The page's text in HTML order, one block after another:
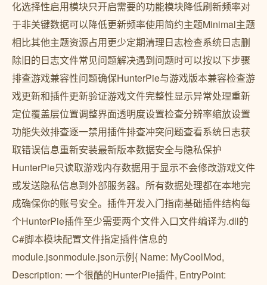
化选择性启用模块只开启需要的功能模块降低刷新频率对
于非关键数据可以降低更新频率使用简约主题Minimal主题
相比其他主题资源占用更少定期清理日志检查系统日志删
除旧的日志文件常见问题解决遇到问题时可以按以下步骤
排查游戏兼容性问题确保HunterPie与游戏版本兼容检查游
戏更新和插件更新验证游戏文件完整性显示异常处理重新
定位覆盖层位置调整界面透明度设置检查分辨率缩放设置
功能失效排查逐一禁用插件排查冲突问题查看系统日志获
取错误信息重新安装最新版本数据安全与隐私保护
HunterPie只读取游戏内存数据用于显示不会修改游戏文件
或发送隐私信息到外部服务器。所有数据处理都在本地完
成确保你的账号安全。插件开发入门指南基础插件结构每
个HunterPie插件至少需要两个文件入口文件编译为.dll的
C#脚本模块配置文件指定插件信息的
module.jsonmodule.json示例{ Name: MyCoolMod,
Description: 一个很酷的HunterPie插件, EntryPoint: